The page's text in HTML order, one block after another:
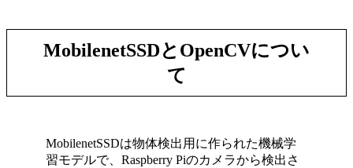
MobilenetSSDとOpenCVについ
て
MobilenetSSDは物体検出用に作られた機械学
習モデルで、Raspberry Piのカメラから検出さ